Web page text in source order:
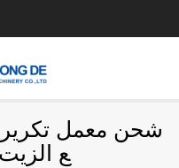
شحن معمل تكرير
ع